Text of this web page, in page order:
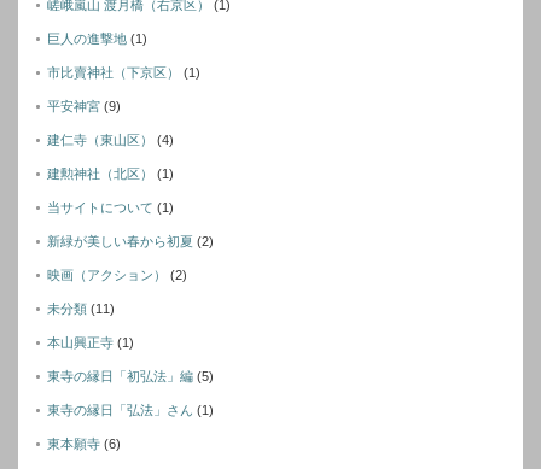
嵯峨嵐山 渡月橋（右京区） (1)
巨人の進撃地 (1)
市比賣神社（下京区） (1)
平安神宮 (9)
建仁寺（東山区） (4)
建勲神社（北区） (1)
当サイトについて (1)
新緑が美しい春から初夏 (2)
映画（アクション） (2)
未分類 (11)
本山興正寺 (1)
東寺の縁日「初弘法」編 (5)
東寺の縁日「弘法」さん (1)
東本願寺 (6)